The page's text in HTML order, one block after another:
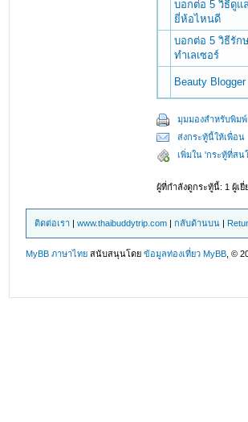
บอกต่อ 5 วิธีดูแ
ยี่ห้อไหนดี
บอกต่อ 5 วิธีรัก
ทำเลเซอร์
Beauty
มุมมองสำหรับพิมพ์
ส่งกระทู้นี้ให้เพื่อน
เพิ่มใน 'กระทู้ที่สน
ผู้ที่กำลังดูกระทู้นี้: 1 ผู้เยี่
ติดต่อเรา |www.thaibuddytrip.com |กลับด้านบน |
MyBB ภาษาไทย สนับสนุนโดยข้อมูลท่องเที่ยว MyBB , ©